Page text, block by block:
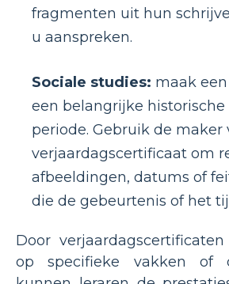
fragmenten uit hun
u aanspreken.
Sociale studies: maak
een belangrijke
periode. Gebruik de maker
verjaardagscertificaat om
afbeeldingen, datums of
die de gebeurtenis of het
Door
op specifieke vakken of